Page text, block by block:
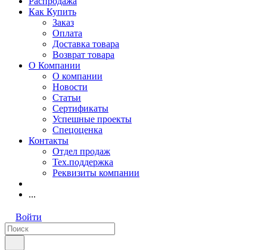
Как Купить
Заказ
Оплата
Доставка товара
Возврат товара
О Компании
О компании
Новости
Статьи
Сертификаты
Успешные проекты
Спецоценка
Контакты
Отдел продаж
Тех.поддержка
Реквизиты компании
...
Войти